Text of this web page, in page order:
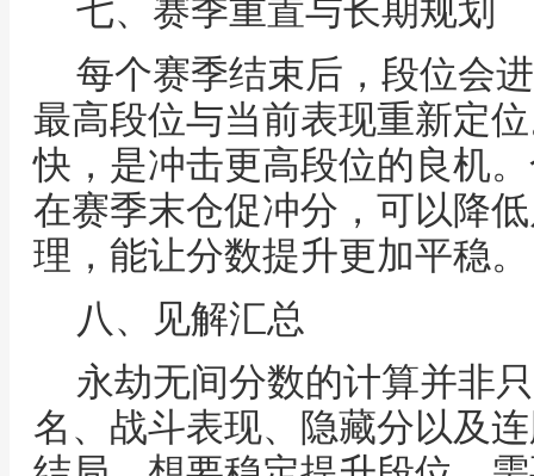
七、赛季重置与长期规划
每个赛季结束后，段位会
最高段位与当前表现重新定
快，是冲击更高段位的良机
在赛季末仓促冲分，可以降
理，能让分数提升更加平稳。
八、见解汇总
永劫无间分数的计算并非
名、战斗表现、隐藏分以及